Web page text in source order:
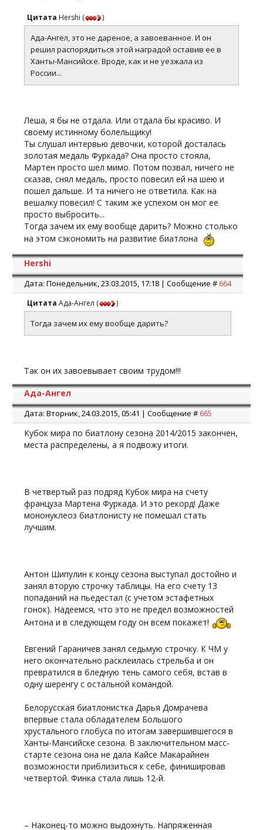
Цитата Hershi ( )
Ада-Ангел, это не дареное, а завоеванное. И он
решил распорядиться этой наградой оставив ее в
Ханты-Мансийске. Вроде, как и не уезжала из
России...
Леша, я бы не отдала. Или отдала бы красиво. И
своему истинному болельщику!
Ты слушал интервью девочки, которой досталась
золотая медаль Фуркада? Она просто стояла,
Мартен просто шел мимо. Потом позвал, ничего не
сказав, снял медаль, просто повесил ей на шею и
пошел дальше. И та ничего не ответила. Как на
вешалку повесил! С таким же успехом он мог ее
просто выбросить...
Тогда зачем их ему вообще дарить? Можно столько
на этом сэкономить на развитие биатлона
Hershi
Дата: Понедельник, 23.03.2015, 17:18 | Сообщение # 664
Цитата Ада-Ангел ( )
Тогда зачем их ему вообще дарить?
Так он их завоевывает своим трудом!!!
Ада-Ангел
Дата: Вторник, 24.03.2015, 05:41 | Сообщение # 665
Кубок мира по биатлону сезона 2014/2015 закончен,
места распределены, а я подвожу итоги.
В четвертый раз подряд Кубок мира на счету
француза Мартена Фуркада. И это рекорд! Даже
мононуклеоз биатлонисту не помешал стать
лучшим.
Антон Шипулин к концу сезона выступал достойно и
занял вторую строчку таблицы. На его счету 13
попаданий на пьедестал (с учетом эстафетных
гонок). Надеемся, что это не предел возможностей
Антона и в следующем году он всем покажет!
Евгений Гараничев занял седьмую строчку. К ЧМ у
него окончательно расклеилась стрельба и он
превратился в бледную тень самого себя, встав в
одну шеренгу с остальной командой.
Белорусская биатлонистка Дарья Домрачева
впервые стала обладателем Большого
хрустального глобуса по итогам завершившегося в
Ханты-Мансийске сезона. В заключительном масс-
старте сезона она не дала Кайсе Макарайнен
возможности приблизиться к себе, финишировав
четвертой. Финка стала лишь 12-й.
– Наконец-то можно выдохнуть. Напряженная